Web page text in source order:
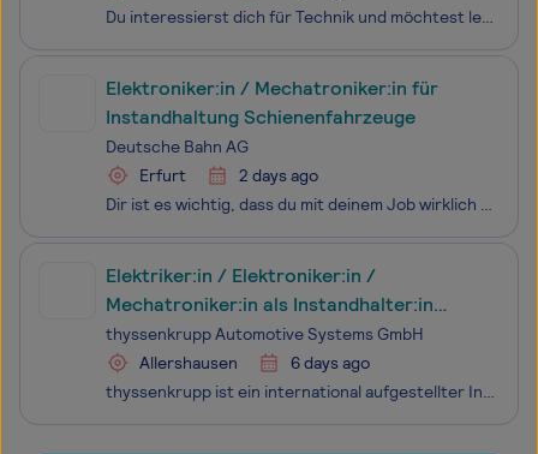
Du interessierst dich für Technik und möchtest lernen wie man Roboter, Werkzeuge, Baugruppen und komplette Verpackungsmaschinen von Grund auf montiert ? Möchtest aber auch erfahren wie man Baugruppen und Transportroboter verdrahtet, sowie unsere Maschinen in Betrieb nimmt und damit zum Leb
Elektroniker:in / Mechatroniker:in für
Instandhaltung Schienenfahrzeuge
Deutsche Bahn AG
Erfurt
2 days ago
Dir ist es wichtig, dass du mit deinem Job wirklich etwas bewegst. Finde deinen Platz in einem von über 500 Berufen bei der Deutschen Bahn. Wir bieten Profis und Berufsstarter:innen sichere Jobs mit Zukunftsperspektiven. Bewirb dich jetzt für ein Team, das sich gegenseitig unterstützt und auf die Zu
Elektriker:in / Elektroniker:in /
Mechatroniker:in als Instandhalter:in
(m/w/d)
thyssenkrupp Automotive Systems GmbH
Allershausen
6 days ago
thyssenkrupp ist ein international aufgestellter Industrie- und Technologiekonzern mit mehr als 93.000 Beschäftigten. In 48 Ländern erwirtschaftete das Unternehmen im Geschäftsjahr 2024/2025 einen Umsatz von rund 33 Mrd. €. Die Geschäftsaktivitäten sind in fünf Segmenten gebündelt: Automotive Techno